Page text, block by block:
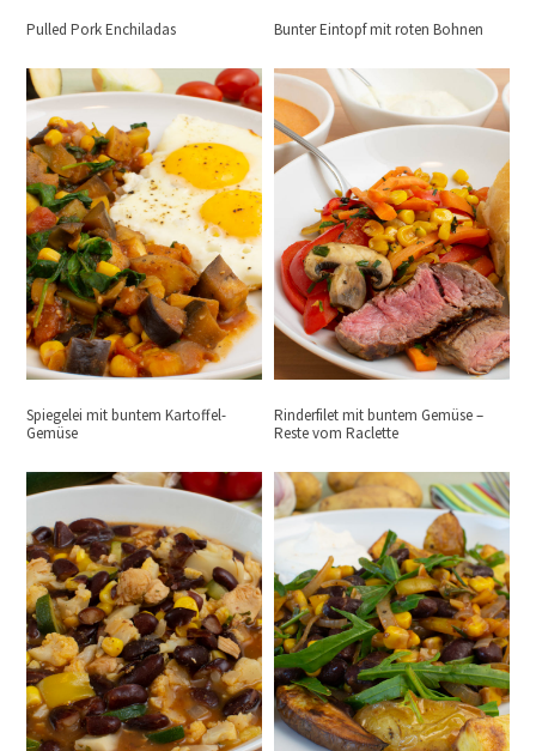
Pulled Pork Enchiladas Bunter Eintopf mit roten Bohnen
Spiegelei mit buntem Kartoffel-
Gemüse
Rinderfilet mit buntem Gemüse –
Reste vom Raclette